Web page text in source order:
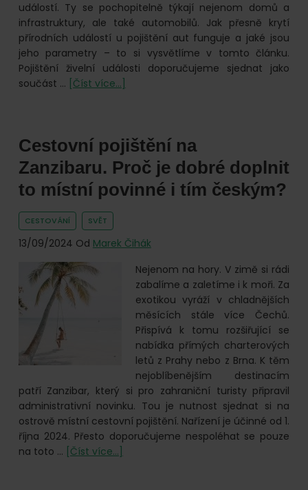
událostí. Ty se pochopitelně týkají nejenom domů a
infrastruktury, ale také automobilů. Jak přesně krytí
přírodních událostí u pojištění aut funguje a jaké jsou
jeho parametry – to si vysvětlíme v tomto článku.
Pojištění živelní události doporučujeme sjednat jako
součást … [Číst více...]
Cestovní pojištění na
Zanzibaru. Proč je dobré doplnit
to místní povinné i tím českým?
CESTOVÁNÍ SVĚT
13/09/2024 Od Marek Čihák
Nejenom na hory. V zimě si rádi
zabalíme a zaletíme i k moři. Za
exotikou vyráží v chladnějších
měsících stále více Čechů.
Přispívá k tomu rozšiřující se
nabídka přímých charterových
letů z Prahy nebo z Brna. K těm
nejoblíbenějším destinacím
patří Zanzibar, který si pro zahraniční turisty připravil
administrativní novinku. Tou je nutnost sjednat si na
ostrově místní cestovní pojištění. Nařízení je účinné od 1.
října 2024. Přesto doporučujeme nespoléhat se pouze
na toto … [Číst více...]